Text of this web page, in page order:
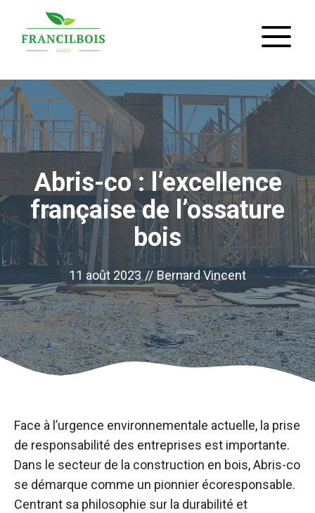
contenu
Abris-co : l’excellence
française de l’ossature
bois
11 août 2023 // Bernard Vincent
Face à l’urgence environnementale actuelle, la prise
de responsabilité des entreprises est importante.
Dans le secteur de la construction en bois, Abris-co
se démarque comme un pionnier écoresponsable.
Centrant sa philosophie sur la durabilité et